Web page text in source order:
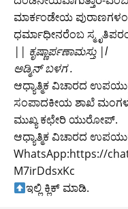
ಮಾರ್ಕಂಡೇಯ
ಧರ್ಮಾಧೀನರೆಂಬ
|| ಕೃಷ್ಣಾರ್ಪಣಾಮಸ್ತು |l
ಅಡ್ಮಿನ್ ಬಳಗ .
ಆಧ್ಯಾತ್ಮಿಕ ವಿಚಾರದ
ಸಂಪಾದಕೀಯ ಶಾಖೆ
ಮುಖ್ಯ ಕಛೇರಿ ಯುರೋಪ್.
ಆಧ್ಯಾತ್ಮಿಕ ವಿಚಾರದ
WhatsApp:https://
M7irDdsxKc
ಇಲ್ಲಿ ಕ್ಲಿಕ್ ಮಾಡಿ.